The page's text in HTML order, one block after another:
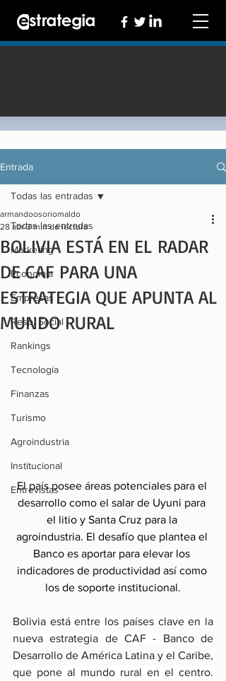
Entrada
Todas las entradas
Marketing
Economía
Empresas
Resp. Social
Rankings
Tecnología
Finanzas
Turismo
Agroindustria
Institucional
Entrevistas
Todas las entradas
BOLIVIA ESTÁ EN EL RADAR
DE CAF PARA UNA
ESTRATEGIA QUE APUNTA AL
MUNDO RURAL
armandoosoriomaldo
28 abr 3 min de lectura
El país posee áreas potenciales para el
desarrollo como el salar de Uyuni para
el litio y Santa Cruz para la
agroindustria. El desafío que plantea el
Banco es aportar para elevar los
indicadores de productividad así como
los de soporte institucional.
Bolivia está entre los países clave en la
nueva estrategia de CAF - Banco de
Desarrollo de América Latina y el Caribe,
que pone al mundo rural en el centro.